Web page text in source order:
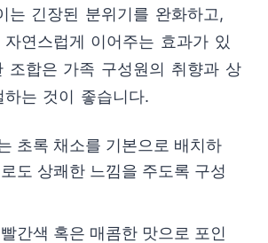
는 긴장된 분위기를 완화하고,
연스럽게 이어주는 효과가 있
조합은 가족 구성원의 취향과 상
는 것이 좋습니다.
초록 채소를 기본으로 배치하
도 상쾌한 느낌을 주도록 구성
간색 혹은 매콤한 맛으로 포인